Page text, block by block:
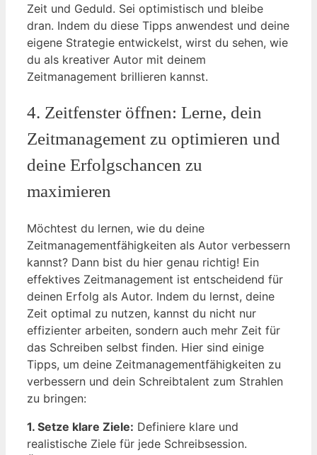
Zeit und Geduld. Sei optimistisch und bleibe
dran. Indem du diese Tipps anwendest und deine
eigene Strategie entwickelst, wirst du sehen, wie
du als kreativer Autor mit deinem
Zeitmanagement brillieren kannst.
4. Zeitfenster öffnen: Lerne, dein
Zeitmanagement zu optimieren und
deine Erfolgschancen zu
maximieren
Möchtest du lernen, wie du deine
Zeitmanagementfähigkeiten als Autor verbessern
kannst? Dann bist du hier genau richtig! Ein
effektives Zeitmanagement ist entscheidend für
deinen Erfolg als Autor. Indem du lernst, deine
Zeit optimal zu nutzen, kannst du nicht nur
effizienter arbeiten, sondern auch mehr Zeit für
das Schreiben selbst finden. Hier sind einige
Tipps, um deine Zeitmanagementfähigkeiten zu
verbessern und dein Schreibtalent zum Strahlen
zu bringen:
1. Setze klare Ziele: Definiere klare und
realistische Ziele für jede Schreibsession.